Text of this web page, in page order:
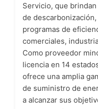
Servicio, que
de
programas de
comerciales,
Como proveedor
licencia en 14
ofrece una amplia
de suministro de
a alcanzar sus